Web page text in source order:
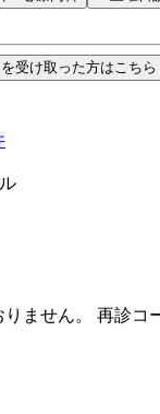
受け取った方はこちら
ません。 再診コ